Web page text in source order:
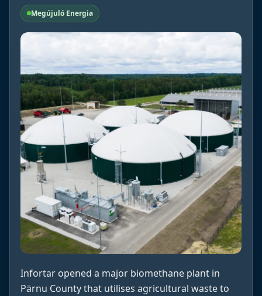
Megújuló Energia
Infortar opened a major biomethane plant in
Pärnu County that utilises agricultural waste to